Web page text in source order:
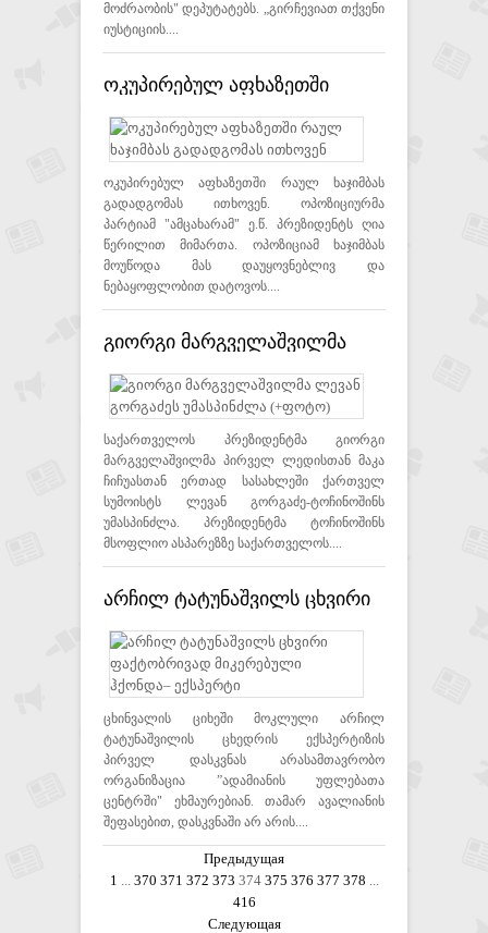
მოძრაობის" დეპუტატებს. „გირჩევიათ თქვენი
იუსტიციის....
ოკუპირებულ აფხაზეთში
რაულ ხაჯიმბას გადადგომას
ითხოვენ
ოკუპირებულ აფხაზეთში რაულ ხაჯიმბას
გადადგომას ითხოვენ. ოპოზიციურმა
პარტიამ "ამცახარამ" ე.წ. პრეზიდენტს ღია
წერილით მიმართა. ოპოზიციამ ხაჯიმბას
მოუწოდა მას დაუყოვნებლივ და
ნებაყოფლობით დატოვოს....
გიორგი მარგველაშვილმა
ლევან გორგაძეს უმასპინძლა
(+ფოტო)
საქართველოს პრეზიდენტმა გიორგი
მარგველაშვილმა პირველ ლედისთან მაკა
ჩიჩუასთან ერთად სასახლეში ქართველ
სუმოისტს ლევან გორგაძე-ტოჩინოშინს
უმასპინძლა. პრეზიდენტმა ტოჩინოშინს
მსოფლიო ასპარეზზე საქართველოს....
არჩილ ტატუნაშვილს ცხვირი
ფაქტობრივად მიკერებული
ჰქონდა– ექსპერტი
ცხინვალის ციხეში მოკლული არჩილ
ტატუნაშვილის ცხედრის ექსპერტიზის
პირველ დასკვნას არასამთავრობო
ორგანიზაცია ”ადამიანის უფლებათა
ცენტრში" ეხმაურებიან. თამარ ავალიანის
შეფასებით, დასკვნაში არ არის....
Предыдущая
1 ... 370 371 372 373 374 375 376 377 378 ...
416
Следующая